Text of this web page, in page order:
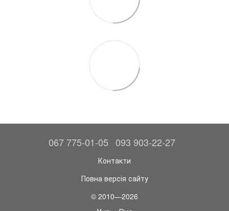
067 775-01-05 093 903-22-27
Контакти
Повна версія сайту
© 2010—2026